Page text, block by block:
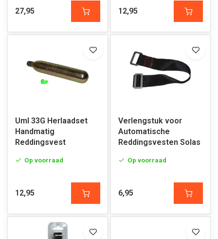
27,95 12,95
Uml 33G Herlaadset
Handmatig
Reddingsvest
Op voorraad
12,95
Verlengstuk voor
Automatische
Reddingsvesten Solas
Op voorraad
6,95